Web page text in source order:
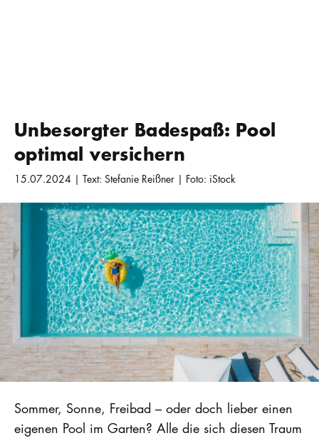
Unbesorgter Badespaß: Pool
optimal versichern
15.07.2024 | Text: Stefanie Reißner | Foto: iStock
Sommer, Sonne, Freibad – oder doch lieber einen
eigenen Pool im Garten? Alle die sich diesen Traum